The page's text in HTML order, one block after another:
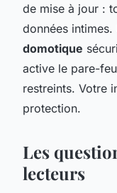
de mise à jour :
données intimes.
domotique
active le pare-
restreints. Votre
protection.
Les
lecteurs